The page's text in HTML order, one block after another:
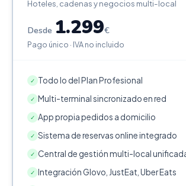
Hoteles, cadenas y negocios multi-local
Desde 1.299€
Pago único · IVA no incluido
✓ Todo lo del Plan Profesional
✓ Multi-terminal sincronizado en red
✓ App propia pedidos a domicilio
✓ Sistema de reservas online integrado
✓ Central de gestión multi-local
✓ Integración Glovo, JustEat, Uber Eats